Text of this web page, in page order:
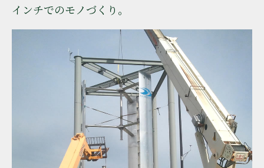
インチでのモノづくり｡